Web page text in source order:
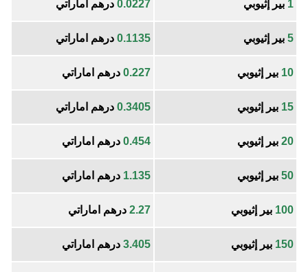
1 بير إثيوبي 0.0227 درهم اماراتي
5 بير إثيوبي 0.1135 درهم اماراتي
10 بير إثيوبي 0.227 درهم اماراتي
15 بير إثيوبي 0.3405 درهم اماراتي
20 بير إثيوبي 0.454 درهم اماراتي
50 بير إثيوبي 1.135 درهم اماراتي
100 بير إثيوبي 2.27 درهم اماراتي
150 بير إثيوبي 3.405 درهم اماراتي